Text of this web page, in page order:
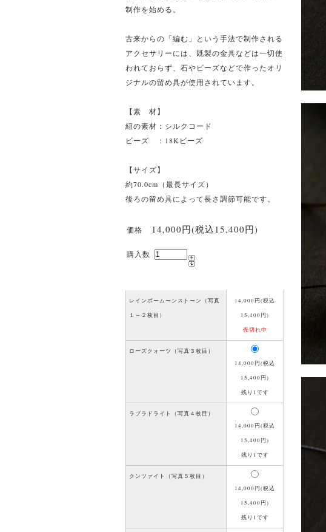
制作を始める。
古来からの「編む」という手法で制作される
アクセサリーには、既製の金具などは一切使
われておらず、石やビーズなどで作ったオリ
ジナルの留め具が使用されています。
【素 材】
紐の素材：シルクコード
ビーズ ：18Kビーズ
【サイズ】
約70.0cm（最長サイズ）
後ろの留め具によって長さ調節可能です。
価格 14,000円(税込15,400円)
購入数
レインボームーンストーン（写真
１～２枚目）
14,000円(税込
15,400円)
売切れ中
ローズクォーツ（写真３枚目）
14,000円(税込
15,400円)
残り1です
ラブラドライト（写真４枚目）
14,000円(税込
15,400円)
残り1です
クンツァイト（写真５枚目）
14,000円(税込
15,400円)
残り1です